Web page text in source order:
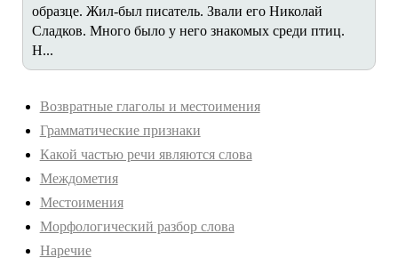
образце. Жил-был писатель. Звали его Николай
Сладков. Много было у него знакомых среди птиц.
Н...
Возвратные глаголы и местоимения
Грамматические признаки
Какой частью речи являются слова
Междометия
Местоимения
Морфологический разбор слова
Наречие